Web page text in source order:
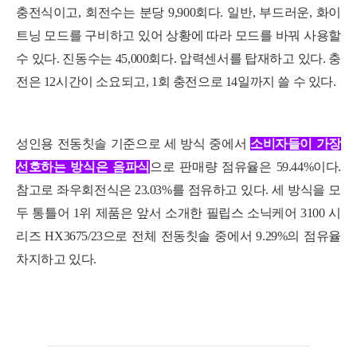
충전식이고, 회전수는 분당 9,900회다. 일반, 부드러운, 화이
트닝 모드를 구비하고 있어 상황에 따라 모드를 바꿔 사용할
수 있다. 진동수는 45,000회다. 압력센서를 탑재하고 있다. 충
전은 12시간이 소요되고, 1회 충전으로 14일까지 쓸 수 있다.
성인용 전동칫솔 기준으로 세 방식 중에서 소비자들이 가장
선호하는 방식은 음파식 으로 판매량 점유율은 59.44%이다.
참고로 좌우회전식은 23.03%를 점유하고 있다. 세 방식을 모
두 통틀어 1위 제품은 앞서 소개한 필립스 소닉케어 3100 시
리즈 HX3675/23으로 전체 전동칫솔 중에서 9.29%의 점유율
차지하고 있다.